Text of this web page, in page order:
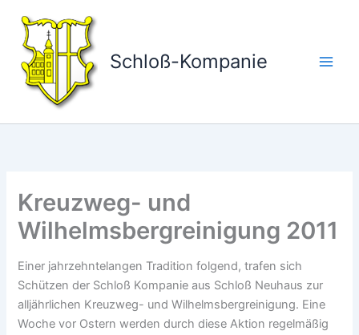
Inhalt
springen
Schloß-Kompanie
Kreuzweg- und
Wilhelmsbergreinigung 2011
Einer jahrzehntelangen Tradition folgend, trafen sich
Schützen der Schloß Kompanie aus Schloß Neuhaus zur
alljährlichen Kreuzweg- und Wilhelmsbergreinigung. Eine
Woche vor Ostern werden durch diese Aktion regelmäßig